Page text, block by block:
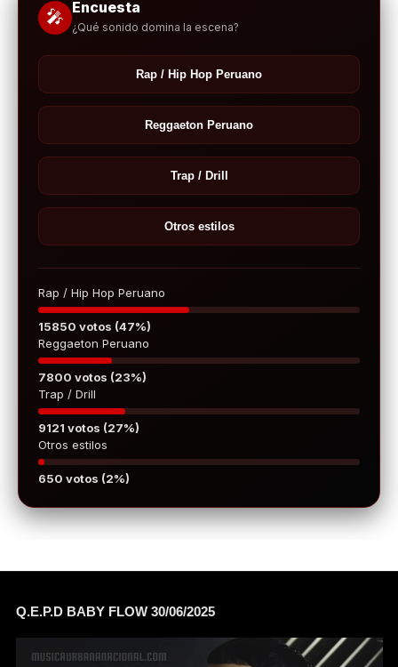
🎤 Encuesta
¿Qué sonido domina la escena?
Rap / Hip Hop Peruano
Reggaeton Peruano
Trap / Drill
Otros estilos
Rap / Hip Hop Peruano
15850 votos (47%)
Reggaeton Peruano
7800 votos (23%)
Trap / Drill
9121 votos (27%)
Otros estilos
650 votos (2%)
Q.E.P.D BABY FLOW 30/06/2025